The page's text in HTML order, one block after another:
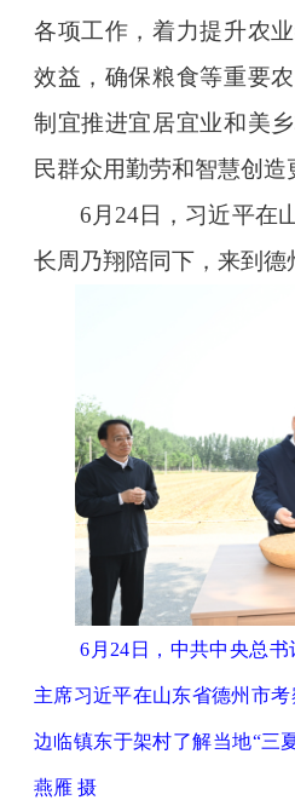
各项工作，着力提升农
效益，确保粮食等重要
制宜推进宜居宜业和美
民群众用勤劳和智慧创造
6月24日，习近平在
长周乃翔陪同下，来到德
6月24日，中共中央总
主席习近平在山东省德州市
边临镇东于架村了解当地“三
燕雁 摄